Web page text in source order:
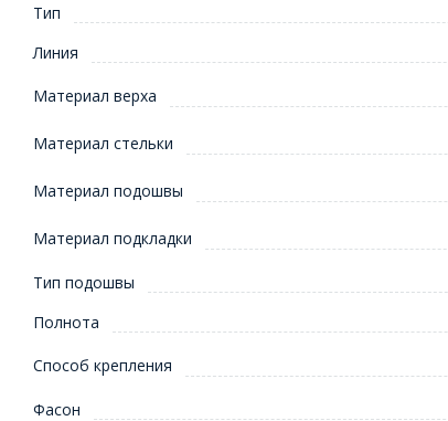
Тип
Линия
Материал верха
Материал стельки
Материал подошвы
Материал подкладки
Тип подошвы
Полнота
Способ крепления
Фасон